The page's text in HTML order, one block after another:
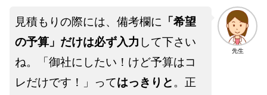
先生
見積もりの際には、備考欄に 「希望
の予算」だけは必ず入力 して下さい
ね。「御社にしたい！けど予算はコ
レだけです！」ってはっきりと 。正